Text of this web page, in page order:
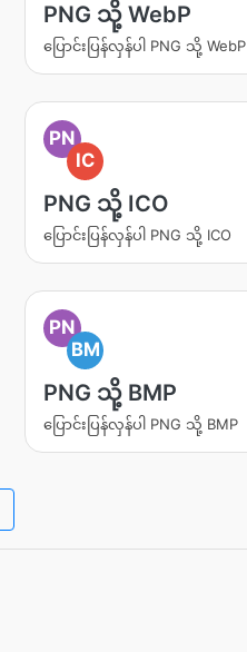
PNG သို့ WebP
ပြောင်းပြန်လှန်ပါ PNG သို့ WebP
PN
IC
PNG သို့ ICO
ပြောင်းပြန်လှန်ပါ PNG သို့ ICO
PN
BM
PNG သို့ BMP
ပြောင်းပြန်လှန်ပါ PNG သို့ BMP